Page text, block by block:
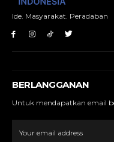
Ide. Masyarakat. Peradaban
BERLANGGANAN
Untuk mendapatkan email